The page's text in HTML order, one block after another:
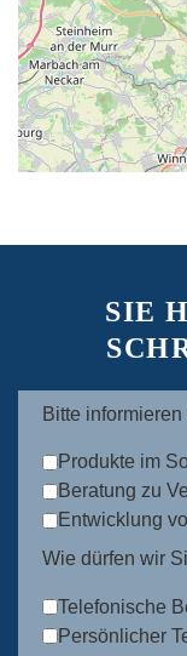
SIE
Bitte
Produkte im
Beratung zu
Entwicklung
Wie dürfen wir
Telefonische
Persönlicher